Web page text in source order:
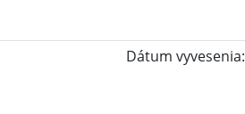
Dátum vyvesenia: